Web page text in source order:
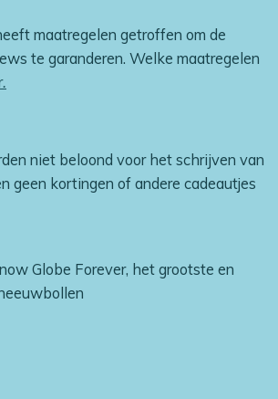
maatregelen getroffen om de
te garanderen. Welke maatregelen
.
niet beloond voor het schrijven van
geen kortingen of andere cadeautjes
Globe Forever, het grootste en